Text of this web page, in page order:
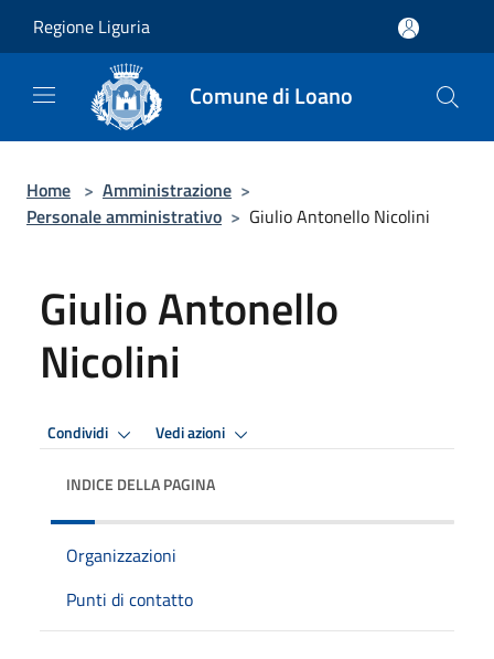
Regione Liguria
Comune di Loano
Home > Amministrazione >
Personale amministrativo > Giulio Antonello Nicolini
Giulio Antonello
Nicolini
Condividi Vedi azioni
INDICE DELLA PAGINA
Organizzazioni
Punti di contatto